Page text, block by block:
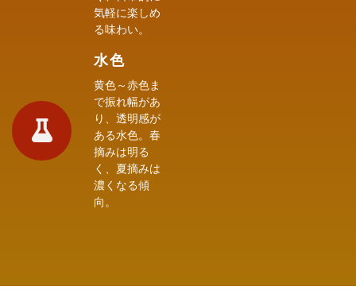
気軽に楽しめ
る味わい。
水色
黄色～赤色ま
で振れ幅があ
り、透明感が
ある水色。春
摘みは明る
く、夏摘みは
濃くなる傾
向。